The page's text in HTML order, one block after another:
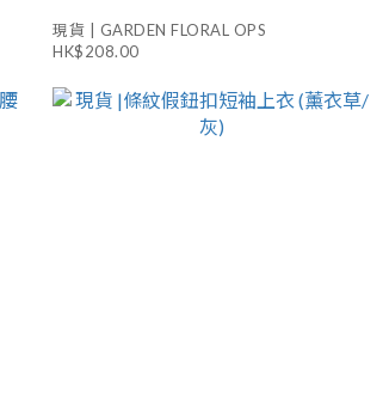
現貨 | GARDEN FLORAL OPS
HK$208.00